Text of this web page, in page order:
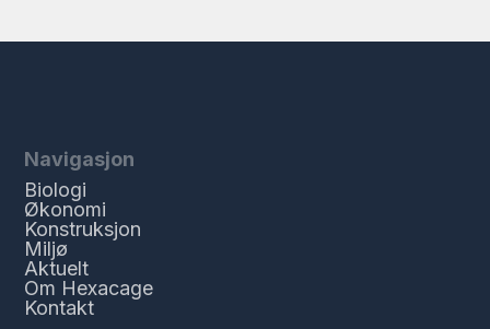
Navigasjon
Biologi
Økonomi
Konstruksjon
Miljø
Aktuelt
Om Hexacage
Kontakt